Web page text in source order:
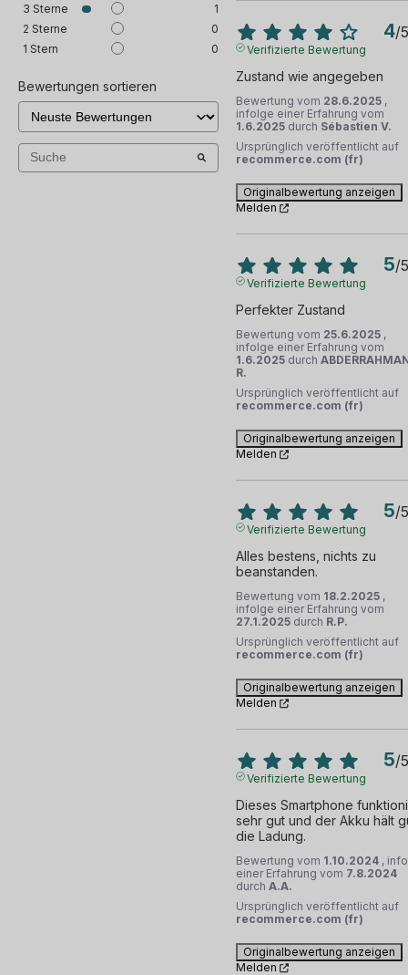
3 Sterne
1
2 Sterne
0
1 Stern 0
Bewertungen sortieren
4/5
Verifizierte Bewertung
Zustand wie angegeben
Bewertung vom 28.6.2025 ,
infolge einer Erfahrung vom
1.6.2025 durch Sébastien V.
Ursprünglich veröffentlicht auf
recommerce.com (fr)
Originalbewertung anzeigen
Melden
5/5
Verifizierte Bewertung
Perfekter Zustand
Bewertung vom 25.6.2025 ,
infolge einer Erfahrung vom
1.6.2025 durch
R.
Ursprünglich veröffentlicht auf
recommerce.com (fr)
Originalbewertung anzeigen
Melden
5/5
Verifizierte Bewertung
Alles bestens, nichts zu
beanstanden.
Bewertung vom 18.2.2025 ,
infolge einer Erfahrung vom
27.1.2025 durch R.P.
Ursprünglich veröffentlicht auf
recommerce.com (fr)
Originalbewertung anzeigen
Melden
5/5
Verifizierte Bewertung
Dieses Smartphone
sehr gut und der Akku hält
die Ladung.
Bewertung vom 1.10.2024 ,
einer Erfahrung vom 7.8.2024
durch A.A.
Ursprünglich veröffentlicht auf
recommerce.com (fr)
Originalbewertung anzeigen
Melden